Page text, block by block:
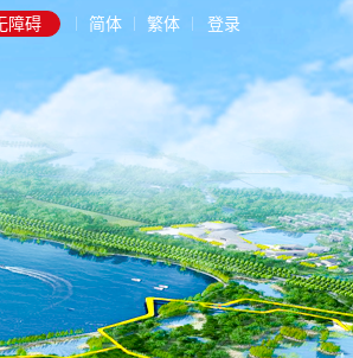
障碍 简体 繁体 登录